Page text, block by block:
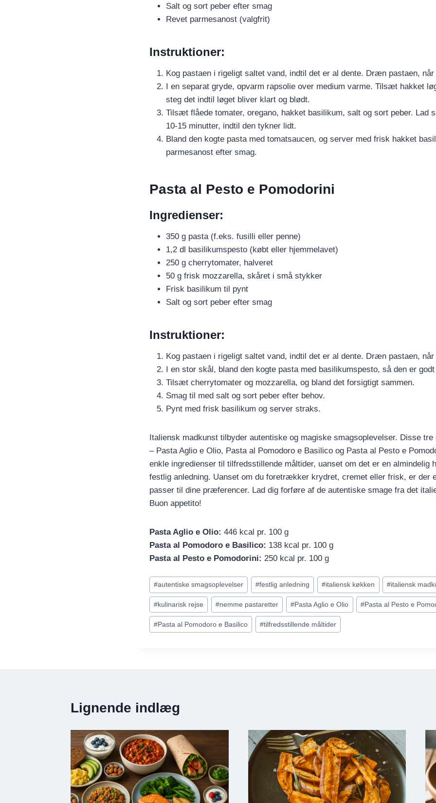
Salt og sort peber efter smag
Revet parmesanost (valgfrit)
Instruktioner:
Kog pastaen i rigeligt saltet vand, indtil det er al dente. Dræn pastaen,
I en separat gryde, opvarm rapsolie over medium varme. Tilsæt hakket
steg det indtil løget bliver klart og blødt.
Tilsæt flåede tomater, oregano, hakket basilikum, salt og sort peber. Lad
10-15 minutter, indtil den tykner lidt.
Bland den kogte pasta med tomatsaucen, og server med frisk hakket
parmesanost efter smag.
Pasta al Pesto e Pomodorini
Ingredienser:
350 g pasta (f.eks. fusilli eller penne)
1,2 dl basilikumspesto (købt eller hjemmelavet)
250 g cherrytomater, halveret
50 g frisk mozzarella, skåret i små stykker
Frisk basilikum til pynt
Salt og sort peber efter smag
Instruktioner:
Kog pastaen i rigeligt saltet vand, indtil det er al dente. Dræn pastaen,
I en stor skål, bland den kogte pasta med basilikumspesto, så den er
Tilsæt cherrytomater og mozzarella, og bland det forsigtigt sammen.
Smag til med salt og sort peber efter behov.
Pynt med frisk basilikum og server straks.
Italiensk madkunst tilbyder autentiske og magiske smagsoplevelser. Disse tre
– Pasta Aglio e Olio, Pasta al Pomodoro e Basilico og Pasta al Pesto e
enkle ingredienser til tilfredsstillende måltider, uanset om det er en almindelig
festlig anledning. Uanset om du foretrækker krydret, cremet eller frisk, er der
passer til dine præferencer. Lad dig forføre af de autentiske smage fra det
Buon appetito!
Pasta Aglio e Olio: 446 kcal pr. 100 g
Pasta al Pomodoro e Basilico: 138 kcal pr. 100 g
Pasta al Pesto e Pomodorini: 250 kcal pr. 100 g
Indlæg-
tags:
#autentiske smagsoplevelser #festlig anledning #italiensk køkken #italiensk
#kulinarisk rejse #nemme pastaretter #Pasta Aglio e Olio #Pasta al Pesto e
#Pasta al Pomodoro e Basilico #tilfredsstillende måltider
Lignende indlæg